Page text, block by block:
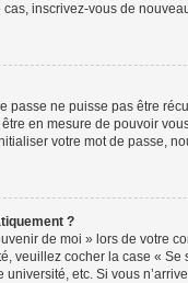
inscrivez-vous de
passe ne puisse pas être
en mesure de pouvoir
votre mot de passe,
?
de moi » lors de votre
veuillez cocher la case «
etc. Si vous